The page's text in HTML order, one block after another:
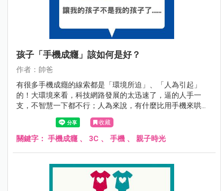
孩子「手機成癮」該如何是好？
作者：帥爸
有很多手機成癮的線索都是「環境所迫」、「人為引起」
的！大環境來看，科技網路發展的太迅速了，逼的人手一
支，不智慧一下都不行；人為來說，有什麼比用手機來哄孩
子覺得經濟又便利嗎？況且手機還不會罷工、喊累呢！即便
大環境和人為所迫，但總有辦法可以降低孩子對手機的上癮
依賴程度。
收藏
關鍵字： 手機成癮 、 3C 、 手機 、 親子時光